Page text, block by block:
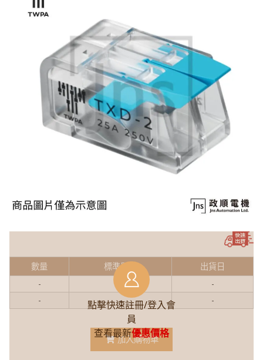
點擊快速註冊/登入會
員
查看最新優惠價格
數量 標準單價
出貨日
-
-
-
- -
加入購物車